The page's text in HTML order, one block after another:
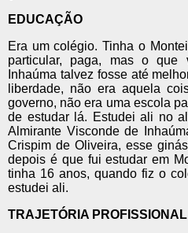
EDUCAÇÃO
Era um colégio. Tinha o
particular, paga, mas o que
Inhaúma talvez fosse até
liberdade, não era aquela
governo, não era uma escola
de estudar lá. Estudei ali no
Almirante Visconde de
Crispim de Oliveira, esse
depois é que fui estudar em
tinha 16 anos, quando fiz o
estudei ali.
TRAJETÓRIA PROFISSIONAL